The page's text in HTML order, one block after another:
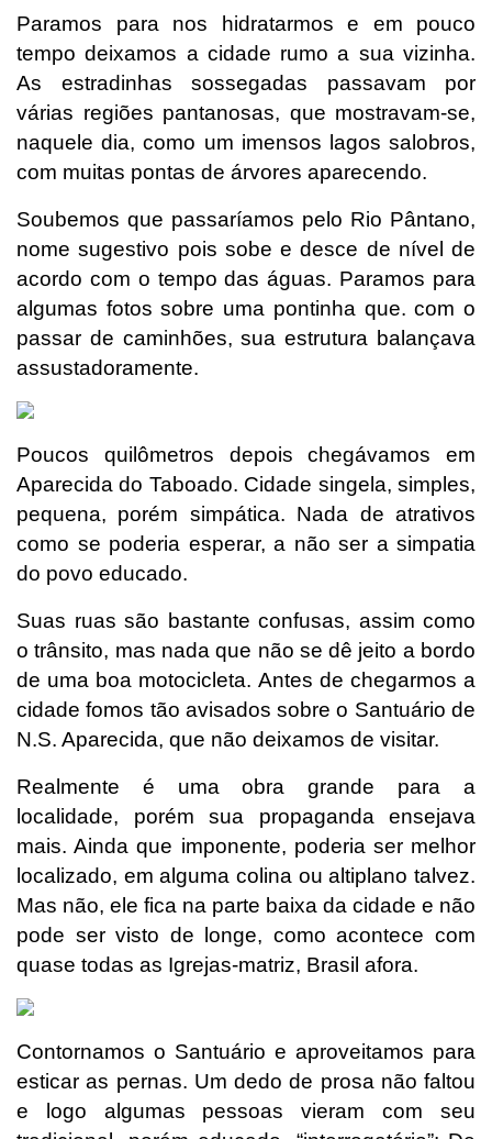
Paramos para nos hidratarmos e em pouco
tempo deixamos a cidade rumo a sua vizinha.
As estradinhas sossegadas passavam por
várias regiões pantanosas, que mostravam-se,
naquele dia, como um imensos lagos salobros,
com muitas pontas de árvores aparecendo.
Soubemos que passaríamos pelo Rio Pântano,
nome sugestivo pois sobe e desce de nível de
acordo com o tempo das águas. Paramos para
algumas fotos sobre uma pontinha que. com o
passar de caminhões, sua estrutura balançava
assustadoramente.
Poucos quilômetros depois chegávamos em
Aparecida do Taboado. Cidade singela, simples,
pequena, porém simpática. Nada de atrativos
como se poderia esperar, a não ser a simpatia
do povo educado.
Suas ruas são bastante confusas, assim como
o trânsito, mas nada que não se dê jeito a bordo
de uma boa motocicleta. Antes de chegarmos a
cidade fomos tão avisados sobre o Santuário de
N.S. Aparecida, que não deixamos de visitar.
Realmente é uma obra grande para a
localidade, porém sua propaganda ensejava
mais. Ainda que imponente, poderia ser melhor
localizado, em alguma colina ou altiplano talvez.
Mas não, ele fica na parte baixa da cidade e não
pode ser visto de longe, como acontece com
quase todas as Igrejas-matriz, Brasil afora.
Contornamos o Santuário e aproveitamos para
esticar as pernas. Um dedo de prosa não faltou
e logo algumas pessoas vieram com seu